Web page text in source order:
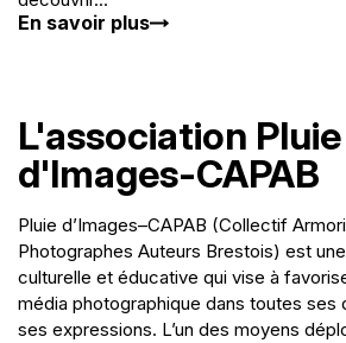
En savoir plus
L'association Pluie
d'Images-CAPAB
Pluie d’Images–CAPAB (Collectif
Photographes Auteurs Brestois) est
culturelle et éducative qui vise à
média photographique dans toutes ses
ses expressions. L’un des moyens